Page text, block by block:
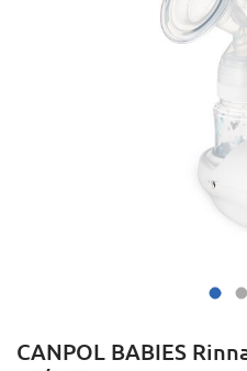
CANPOL BABIES